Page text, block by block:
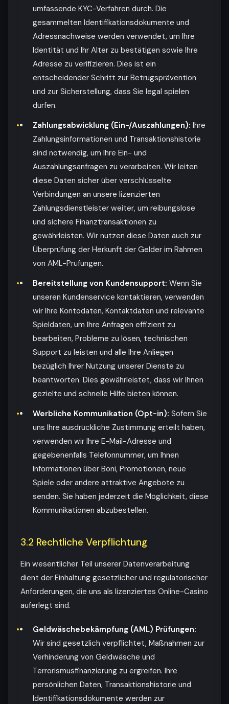
umfassende KYC-Verfahren durch. Die
gesammelten Identifikationsdokumente und
Adressnachweise werden verwendet, um Ihre
Identität und Ihr Alter zu bestätigen sowie Ihre
Adresse zu verifizieren. Dies ist ein
entscheidender Schritt zur Betrugsprävention
und zur Sicherstellung, dass Sie legal spielen
dürfen.
Zahlungsabwicklung (Ein-/Auszahlungen): Ihre
Zahlungsinformationen und Transaktionshistorie
sind notwendig, um Ihre Ein- und
Auszahlungsanfragen zu verarbeiten. Wir leiten
diese Daten sicher über verschlüsselte
Verbindungen an unsere lizenzierten
Zahlungsdienstleister weiter, um reibungslose
und sichere Finanztransaktionen zu
gewährleisten. Wir nutzen diese Daten auch zur
Überprüfung der Herkunft der Gelder im Rahmen
von AML-Prüfungen.
Bereitstellung von Kundensupport: Wenn Sie
unseren Kundenservice kontaktieren, verwenden
wir Ihre Kontodaten, Kontaktdaten und relevante
Spieldaten, um Ihre Anfragen effizient zu
bearbeiten, Probleme zu lösen, technischen
Support zu leisten und alle Ihre Anliegen
bezüglich Ihrer Nutzung unserer Dienste zu
beantworten. Dies gewährleistet, dass wir Ihnen
gezielte und schnelle Hilfe bieten können.
Werbliche Kommunikation (Opt-in): Sofern Sie
uns Ihre ausdrückliche Zustimmung erteilt haben,
verwenden wir Ihre E-Mail-Adresse und
gegebenenfalls Telefonnummer, um Ihnen
Informationen über Boni, Promotionen, neue
Spiele oder andere attraktive Angebote zu
senden. Sie haben jederzeit die Möglichkeit, diese
Kommunikationen abzubestellen.
3.2 Rechtliche Verpflichtung
Ein wesentlicher Teil unserer Datenverarbeitung
dient der Einhaltung gesetzlicher und regulatorischer
Anforderungen, die uns als lizenziertes Online-Casino
auferlegt sind.
Geldwäschebekämpfung (AML) Prüfungen:
Wir sind gesetzlich verpflichtet, Maßnahmen zur
Verhinderung von Geldwäsche und
Terrorismusfinanzierung zu ergreifen. Ihre
persönlichen Daten, Transaktionshistorie und
Identifikationsdokumente werden zur